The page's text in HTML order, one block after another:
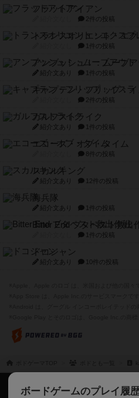
フラットアイアン
2件の投稿
トランスオリエント・エク
1件の投稿
アンブッシュ！：ムーブア
紹介文あり 1件の投稿
キャプテン・フリップ：
2件の投稿
ガルフストライク
紹介文あり 1件の投稿
エコーズ・オブ・タイム
8件の投稿
スカルキング
紹介文あり 12件の投稿
海兵隊
紹介文あり 1件の投稿
Bitter End ブタペスト救出
1件の投稿
ドコジャン
紹介文あり 10件の投稿
ボードゲームのプレイ履
ボドゲーマTOP